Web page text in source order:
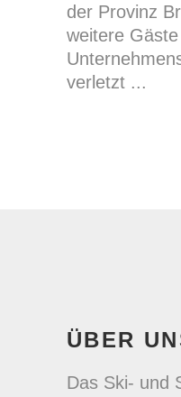
der Provinz
weitere
verletzt
ÜBER
Das Ski- und